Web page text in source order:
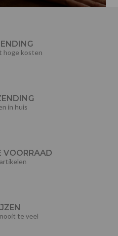
hoge kosten
in huis
VOORRAAD
te veel